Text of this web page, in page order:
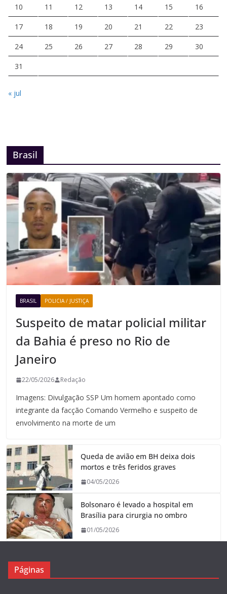
10 11 12 13 14 15 16
17 18 19 20 21 22 23
24 25 26 27 28 29 30
31
« jul
Brasil
BRASIL POLICIA / JUSTIÇA
Suspeito de matar policial militar
da Bahia é preso no Rio de
Janeiro
22/05/2026 Redação
Imagens: Divulgação SSP Um homem apontado como
integrante da facção Comando Vermelho e suspeito de
envolvimento na morte de um
Queda de avião em BH deixa dois
mortos e três feridos graves
04/05/2026
Bolsonaro é levado a hospital em
Brasília para cirurgia no ombro
01/05/2026
Páginas